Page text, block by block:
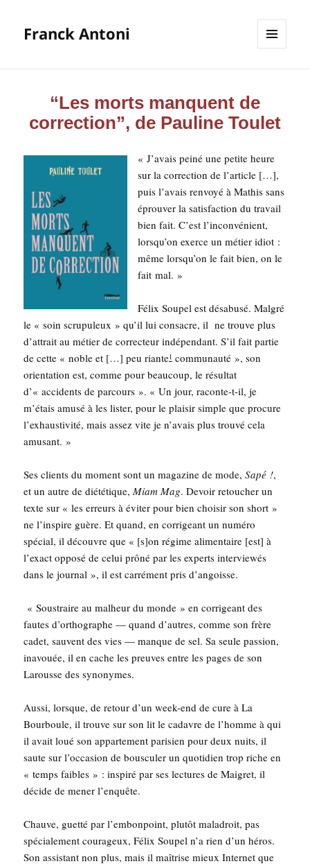
Franck Antoni
ET
“Les morts manquent de
correction”, de Pauline Toulet
« J’avais pei­né une petite heure
sur la cor­rec­tion de l’article […],
puis l’avais ren­voyé à Mathis sans
éprou­ver la satis­fac­tion du tra­vail
bien fait. C’est l’inconvénient,
lorsqu’on exerce un métier idiot :
même lorsqu’on le fait bien, on le
fait mal. »
Félix Sou­pel est désa­bu­sé. Mal­gré
le « soin scru­pu­leux » qu’il lui consacre, il ne trouve plus
d’attrait au métier de cor­rec­teur indé­pen­dant. S’il fait par­tie
de cette « noble et […] peu riante1 com­mu­nau­té », son
orien­ta­tion est, comme pour beau­coup, le résul­tat
d’« acci­dents de par­cours ». « Un jour, raconte-t-il, je
m’étais amu­sé à les lis­ter, pour le plai­sir simple que pro­cure
l’exhaustivité, mais assez vite je n’avais plus trou­vé cela
amusant. »
Ses clients du moment sont un maga­zine de mode,Sapé !,
et un autre de dié­té­tique,Miam Mag. Devoir retou­cher un
texte sur « les erreurs à évi­ter pour bien choi­sir son short »
ne l’inspire guère. Et quand, en cor­ri­geant un numé­ro
spé­cial, il découvre que « [s]on régime ali­men­taire [est] à
l’exact oppo­sé de celui prô­né par les experts inter­viewés
dans le jour­nal », il est car­ré­ment pris d’angoisse.
« Sous­traire au mal­heur du monde » en cor­ri­geant des
fautes d’orthographe — quand d’autres, comme son frère
cadet, sauvent des vies — manque de sel. Sa seule pas­sion,
inavouée, il en cache les preuves entre les pages de son
Larousse des synonymes.
Aus­si, lorsque, de retour d’un week-end de cure à La
Bour­boule, il trouve sur son lit le cadavre de l’homme à qui
il avait loué son appar­te­ment pari­sien pour deux nuits, il
saute sur l’occasion de bous­cu­ler un quo­ti­dien trop riche en
« temps faibles » : ins­pi­ré par ses lec­tures de Mai­gret, il
décide de mener l’enquête.
Chauve, guet­té par l’embonpoint, plu­tôt mal­adroit, pas
spé­cia­le­ment cou­ra­geux, Félix Sou­pel n’a rien d’un héros.
Son assis­tant non plus, mais il maî­trise mieux Inter­net que